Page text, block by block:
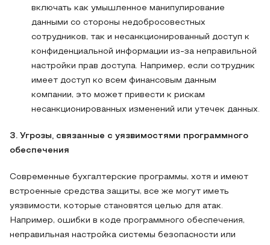
включать как умышленное манипулирование
данными со стороны недобросовестных
сотрудников, так и несанкционированный доступ к
конфиденциальной информации из-за неправильной
настройки прав доступа. Например, если сотрудник
имеет доступ ко всем финансовым данным
компании, это может привести к рискам
несанкционированных изменений или утечек данных.
3. Угрозы, связанные с уязвимостями программного
обеспечения
Современные бухгалтерские программы, хотя и имеют
встроенные средства защиты, все же могут иметь
уязвимости, которые становятся целью для атак.
Например, ошибки в коде программного обеспечения,
неправильная настройка системы безопасности или